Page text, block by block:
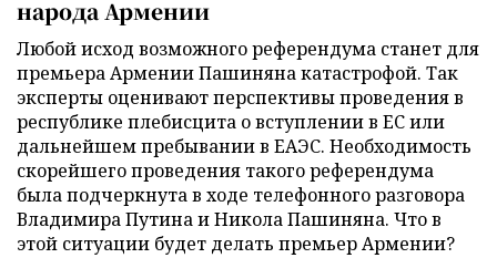
народа Армении
Любой исход возможного референдума станет для
премьера Армении Пашиняна катастрофой. Так
эксперты оценивают перспективы проведения в
республике плебисцита о вступлении в ЕС или
дальнейшем пребывании в ЕАЭС. Необходимость
скорейшего проведения такого референдума
была подчеркнута в ходе телефонного разговора
Владимира Путина и Никола Пашиняна. Что в
этой ситуации будет делать премьер Армении?